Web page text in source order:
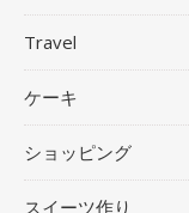
Travel
ケーキ
ショッピング
スイーツ作り